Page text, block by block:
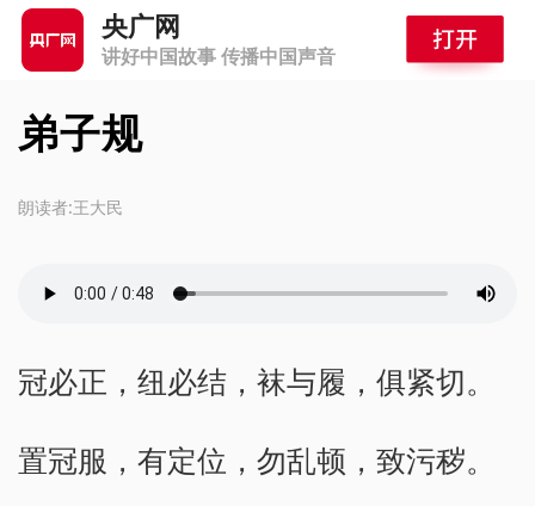
央广网
讲好中国故事 传播中国声音
弟子规
朗读者:王大民
冠必正，纽必结，袜与履，俱紧切。
置冠服，有定位，勿乱顿，致污秽。